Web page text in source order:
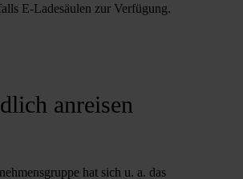
E-Ladesäulen zur Verfügung.
anreisen